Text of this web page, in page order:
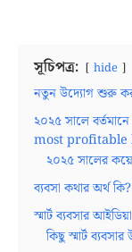
সূচিপত্র: hide
নতুন উদ্যোগ শুরু
২০২৫ সালে
most profitable
২০২৫ সালের
ব্যবসা কথার অর্থ
স্মার্ট ব্যবসার
কিছু স্মার্ট